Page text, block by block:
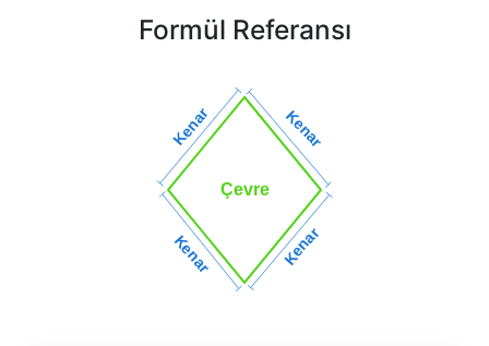
Formül Referansı
Kenar
Çevre
Kenar
Kenar Kenar